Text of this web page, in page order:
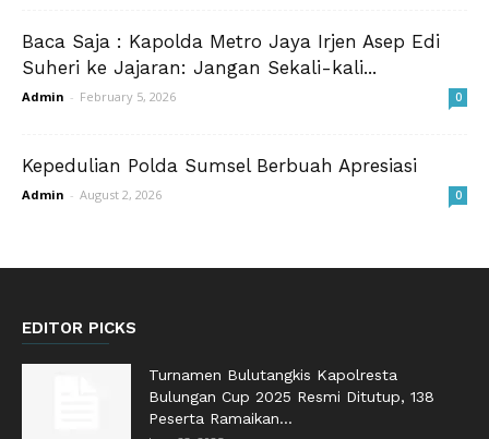
Baca Saja : Kapolda Metro Jaya Irjen Asep Edi
Suheri ke Jajaran: Jangan Sekali-kali...
Admin - February 5, 2026 0
Kepedulian Polda Sumsel Berbuah Apresiasi
Admin - August 2, 2026 0
EDITOR PICKS
Turnamen Bulutangkis Kapolresta
Bulungan Cup 2025 Resmi Ditutup, 138
Peserta Ramaikan...